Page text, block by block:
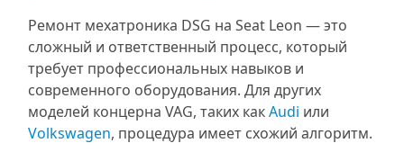
Ремонт мехатроника DSG на Seat Leon — это
сложный и ответственный процесс, который
требует профессиональных навыков и
современного оборудования. Для других
моделей концерна VAG, таких какAudi или
Volkswagen, процедура имеет схожий алгоритм.